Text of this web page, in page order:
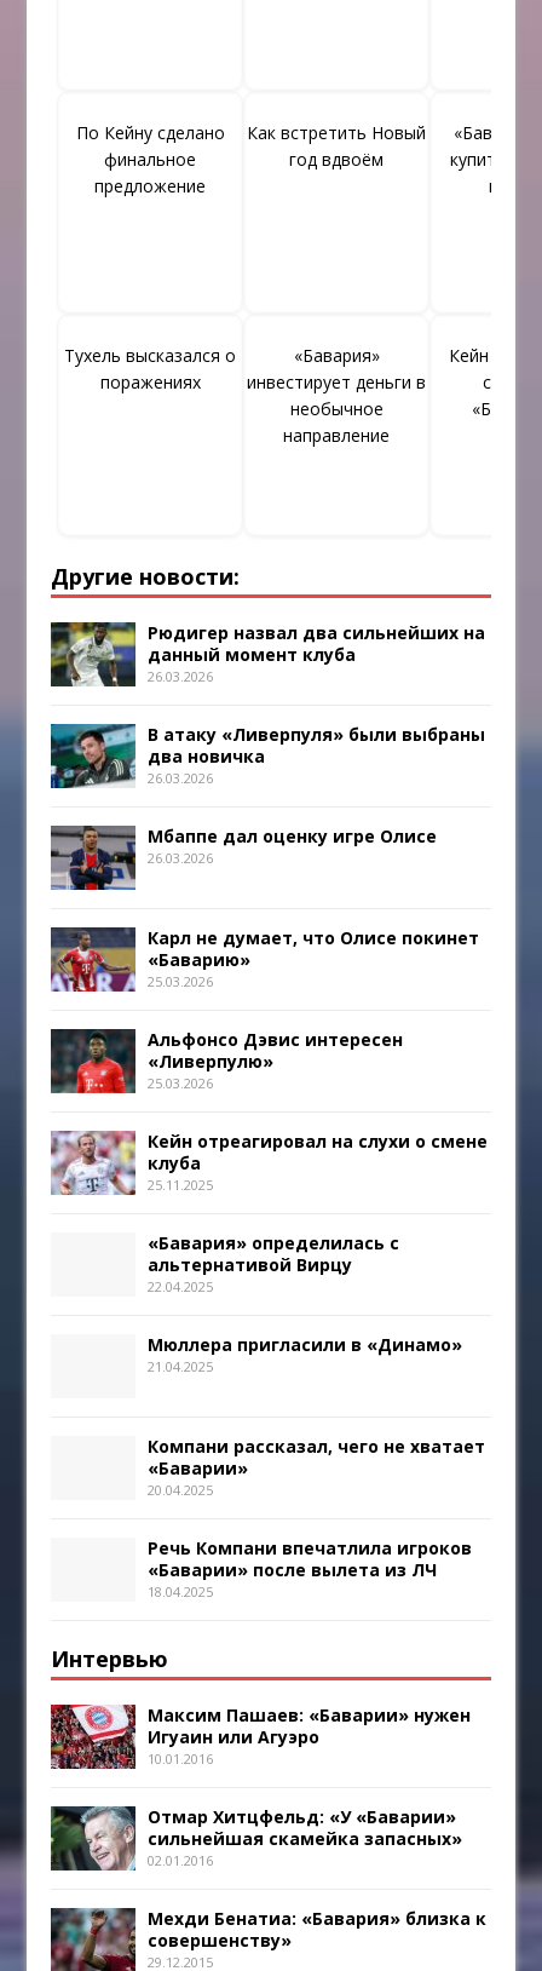
По Кейну сделано
финальное
предложение
Как встретить Новый
год вдвоём
купить
Тухель высказался о
поражениях
«Бавария»
инвестирует деньги в
необычное
направление
Кейн
Другие новости:
Рюдигер назвал два сильнейших на
данный момент клуба
26.03.2026
В атаку «Ливерпуля» были выбраны
два новичка
26.03.2026
Мбаппе дал оценку игре Олисе
26.03.2026
Карл не думает, что Олисе покинет
«Баварию»
25.03.2026
Альфонсо Дэвис интересен
«Ливерпулю»
25.03.2026
Кейн отреагировал на слухи о смене
клуба
25.11.2025
«Бавария» определилась с
альтернативой Вирцу
22.04.2025
Мюллера пригласили в «Динамо»
21.04.2025
Компани рассказал, чего не хватает
«Баварии»
20.04.2025
Речь Компани впечатлила игроков
«Баварии» после вылета из ЛЧ
18.04.2025
Интервью
Максим Пашаев: «Баварии» нужен
Игуаин или Агуэро
10.01.2016
Отмар Хитцфельд: «У «Баварии»
сильнейшая скамейка запасных»
02.01.2016
Мехди Бенатиа: «Бавария» близка к
совершенству»
29.12.2015